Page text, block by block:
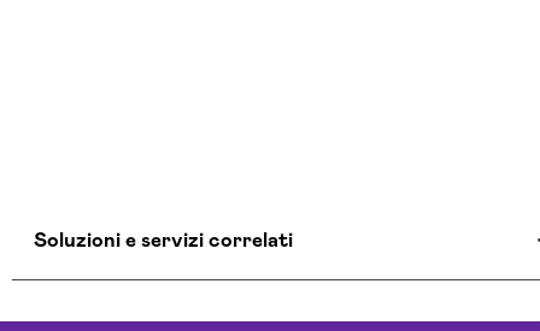
Soluzioni e servizi correlati
Consulenza Cloud Brescia